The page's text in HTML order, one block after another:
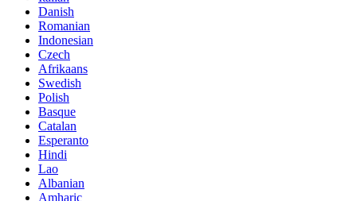
Danish
Romanian
Indonesian
Czech
Afrikaans
Swedish
Polish
Basque
Catalan
Esperanto
Hindi
Lao
Albanian
Amharic